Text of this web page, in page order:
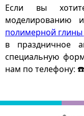
Если вы
моделированию
полимерной глины
в праздничное
специальную
нам по телефону: ☎️